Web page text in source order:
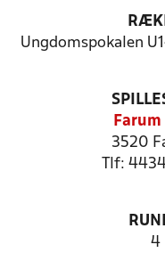
Ungdomspokalen
Farum
3520
Tlf:
4